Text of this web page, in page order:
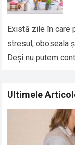
Există zile în care
stresul, oboseala
Deși nu putem
Ultimele